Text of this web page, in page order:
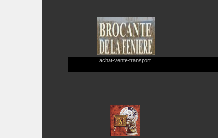
achat-vente-transport